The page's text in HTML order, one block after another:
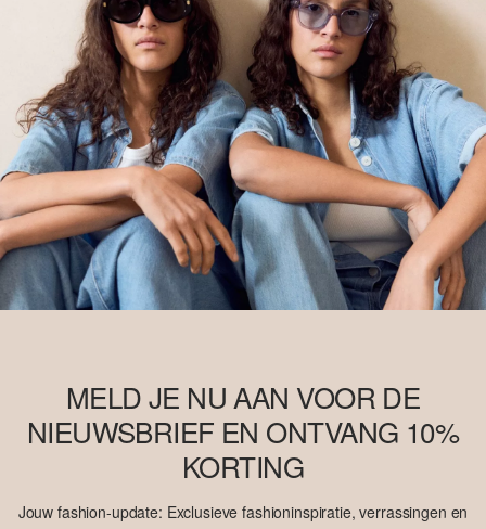
MELD JE NU AAN VOOR DE
NIEUWSBRIEF EN ONTVANG 10%
KORTING
Jouw fashion-update: Exclusieve fashioninspiratie, verrassingen en